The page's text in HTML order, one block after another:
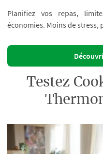
Planifiez vos repas,
économies. Moins de stress,
Testez